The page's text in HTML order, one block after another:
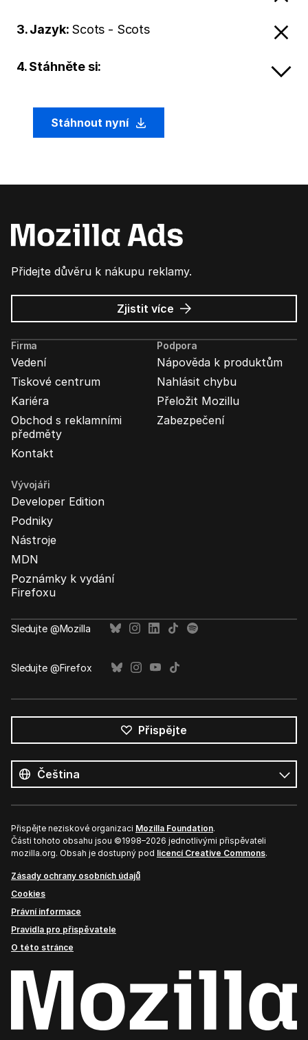
3. Jazyk: Scots - Scots
4. Stáhněte si:
Stáhnout nyní
Přidejte důvěru k nákupu reklamy.
Zjistit více o
Mozilla
Ads
Firma
Vedení
Tiskové centrum
Kariéra
Obchod s reklamními
předměty
Kontakt
Podpora
Nápověda k produktům
Nahlásit chybu
Přeložit Mozillu
Zabezpečení
Vývojáři
Developer Edition
Podniky
Nástroje
MDN
Poznámky k vydání
Firefoxu
Sledujte @Mozilla
Sledujte @Firefox
Přispějte
jazyky
Jazyk
Přispějte neziskové organizaci Mozilla Foundation.
Části tohoto obsahu jsou ©1998–2026 jednotlivými přispěvateli
mozilla.org. Obsah je dostupný pod licencí Creative Commons.
Zásady ochrany osobních údajů
Cookies
Právní informace
Pravidla pro přispěvatele
O této stránce